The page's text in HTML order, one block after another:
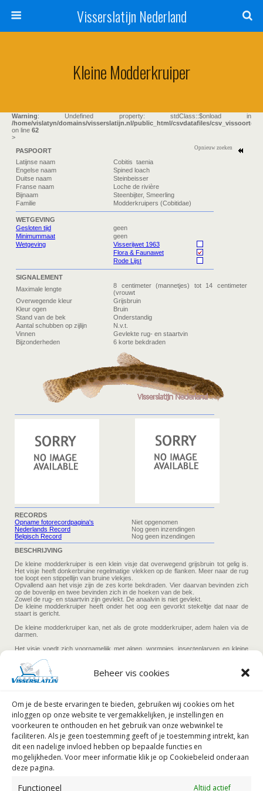
Beheer vis cookies
Om je de beste ervaringen te bieden, gebruiken wij cookies om het
inloggen op onze website te vergemakkelijken, je instellingen en
voorkeuren te onthouden en het gebruik van onze webwinkel te
faciliteren. Als je geen toestemming geeft of je toestemming intrekt, kan
dit een nadelige invloed hebben op bepaalde functies en
mogelijkheden. Voor meer informatie klik je op Cookiebeleid onderaan
deze pagina.
Functioneel Altijd actief
Visserslatijn Nederland
Kleine Modderkruiper